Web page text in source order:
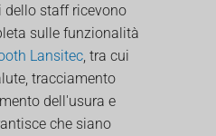
dello staff ricevono
sulle funzionalità
Lansitec , tra cui
tracciamento
dell'usura e
che siano